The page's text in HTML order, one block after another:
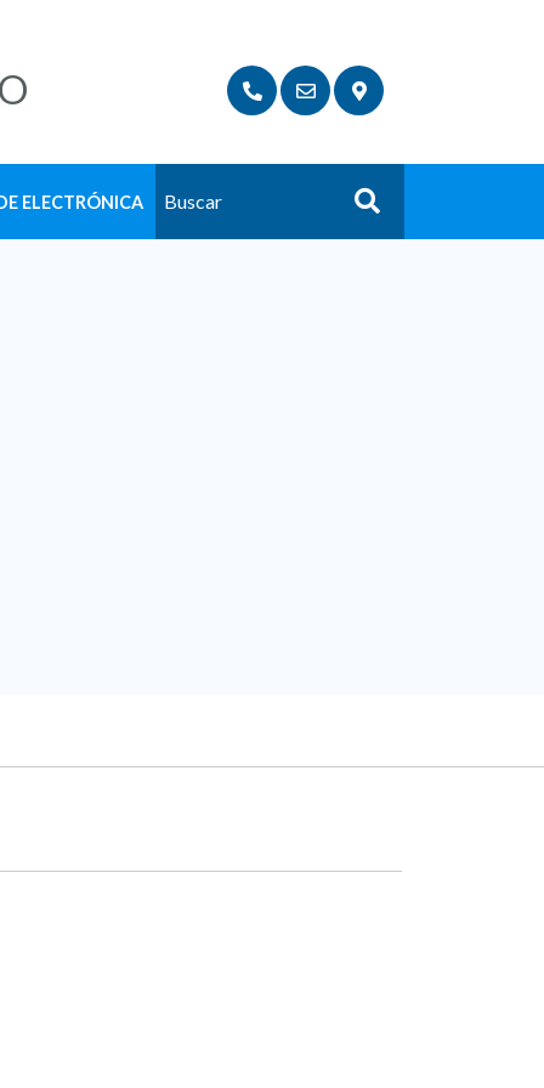
ELECTRÓNICA Buscar